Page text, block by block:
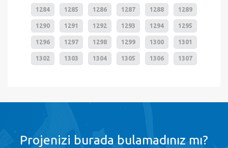
1284 1285 1286 1287 1288 1289
1290 1291 1292 1293 1294 1295
1296 1297 1298 1299 1300 1301
1302 1303 1304 1305 1306 1307
Projenizi burada bulamadınız mı?